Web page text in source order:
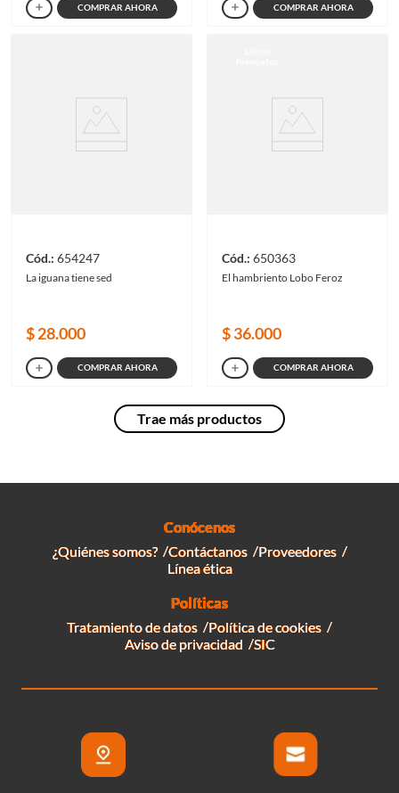
COMPRAR AHORA COMPRAR AHORA
654247
La iguana tiene sed
$28.000
COMPRAR AHORA
650363
El hambriento Lobo Feroz
$36.000
COMPRAR AHORA
Conócenos
¿Quiénes somos?
Contáctanos
Proveedores
Línea ética
Políticas
Tratamiento de datos
Política de cookies
Aviso de privacidad
SIC